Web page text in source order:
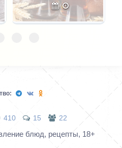
410 15 22
блюд, рецепты, 18+